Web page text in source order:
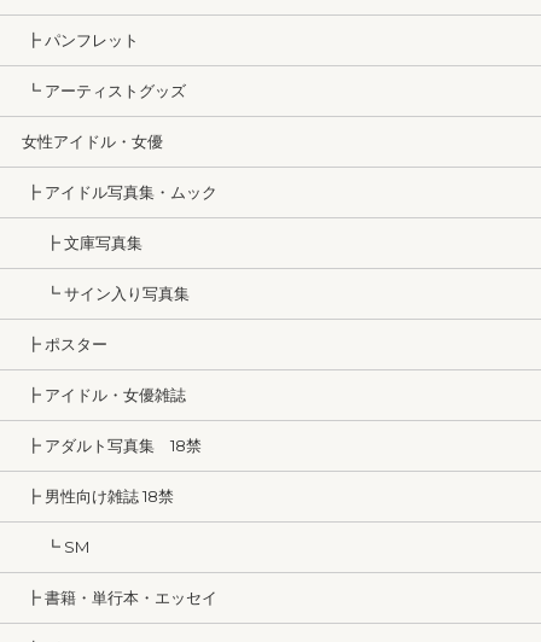
┣ パンフレット
┗ アーティストグッズ
女性アイドル・女優
┣ アイドル写真集・ムック
┣ 文庫写真集
┗ サイン入り写真集
┣ ポスター
┣ アイドル・女優雑誌
┣ アダルト写真集 18禁
┣ 男性向け雑誌 18禁
┗ SM
┣ 書籍・単行本・エッセイ